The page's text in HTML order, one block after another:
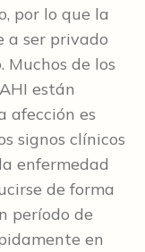
por lo que la
a ser privado
Muchos de los
están
afección es
signos clínicos
enfermedad
de forma
período de
en